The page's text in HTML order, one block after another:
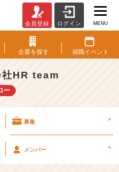
会員登録 ログイン MENU
企業を探す 就職イベント
社HR team
ー
募集 >
メンバー >